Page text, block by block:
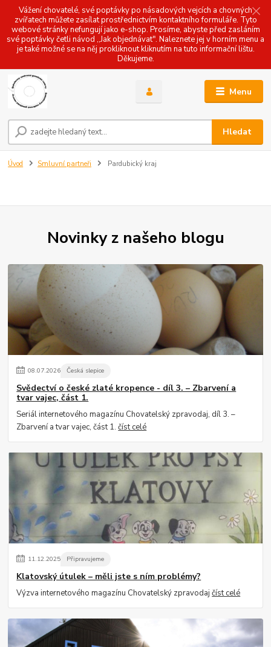
Vážení chovatelé, své poptávky po násadových vejcích a chovných
zvířatech můžete zasílat prostřednictvím kontaktního formuláře. Tyto
webové stránky nefungují jako e-shop. Prosíme, abyste před zasláním
své poptávky četli návod ,,Jak objednávat". Naleznete jej v horním menu a
je také možné se na něj prokliknout kliknutím na tuto informační lištu.
Děkujeme.
Menu
Hledat
Úvod Smluvní partneři Pardubický kraj
Novinky z našeho blogu
08.07.2026 Česká slepice
Svědectví o české zlaté kropence - díl 3. – Zbarvení a
tvar vajec, část 1.
Seriál internetového magazínu Chovatelský zpravodaj, díl 3. –
Zbarvení a tvar vajec, část 1.číst celé
11.12.2025 Připravujeme
Klatovský útulek – měli jste s ním problémy?
Výzva internetového magazínu Chovatelský zpravodajčíst celé